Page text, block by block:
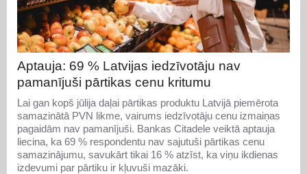
Aptauja: 69 % Latvijas iedzīvotāju nav
pamanījuši pārtikas cenu kritumu
Lai gan kopš jūlija daļai pārtikas produktu Latvijā piemērota
samazinātā PVN likme, vairums iedzīvotāju cenu izmaiņas
pagaidām nav pamanījuši. Bankas Citadele veiktā aptauja
liecina, ka 69 % respondentu nav sajutuši pārtikas cenu
samazinājumu, savukārt tikai 16 % atzīst, ka viņu ikdienas
izdevumi par pārtiku ir kļuvuši mazāki.